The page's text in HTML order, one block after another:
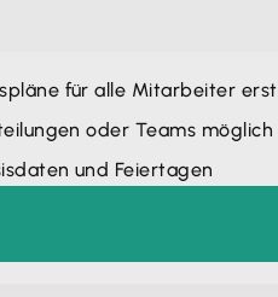
für alle Mitarbeiter
oder Teams möglich
und Feiertagen